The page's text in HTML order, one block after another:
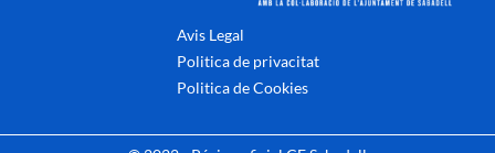
Avis Legal
Politica de privacitat
Politica de Cookies